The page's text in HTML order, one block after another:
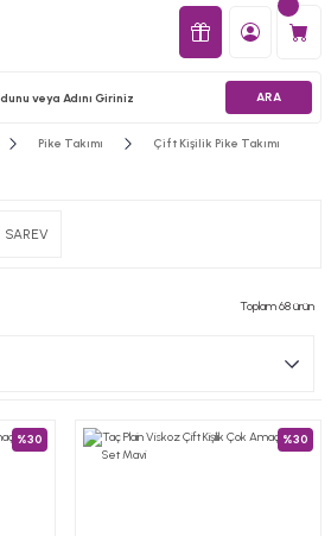
ARA
Pike Takımı Çift Kişilik Pike Takımı
SAREV
Toplam 68 ürün
%30 %30